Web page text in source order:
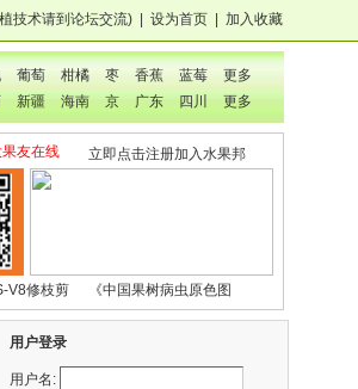
技术请到论坛交流) 设为首页 加入收藏
葡萄 柑橘 枣 香蕉 蓝莓
更多
新疆 海南 京 广东 四川 更多
友在线
立即点击注册加入水果邦
V8修枝剪
《中国果树病虫原色图
鉴》
用户登录
用户名: